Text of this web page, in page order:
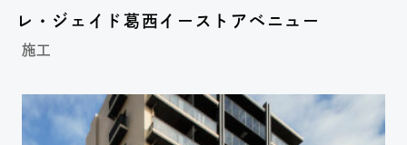
レ・ジェイド葛西イーストアベニュー
施工